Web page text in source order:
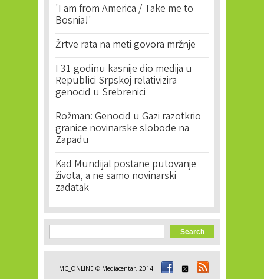
'I am from America / Take me to
Bosnia!'
Žrtve rata na meti govora mržnje
I 31 godinu kasnije dio medija u
Republici Srpskoj relativizira
genocid u Srebrenici
Rožman: Genocid u Gazi razotkrio
granice novinarske slobode na
Zapadu
Kad Mundijal postane putovanje
života, a ne samo novinarski
zadatak
Search form
Search
MC_ONLINE © Mediacentar, 2014